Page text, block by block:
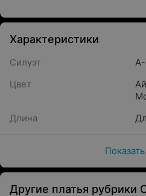
Характеристики
Силуэт
А-
Цвет
Длина
Другие платья рубрики